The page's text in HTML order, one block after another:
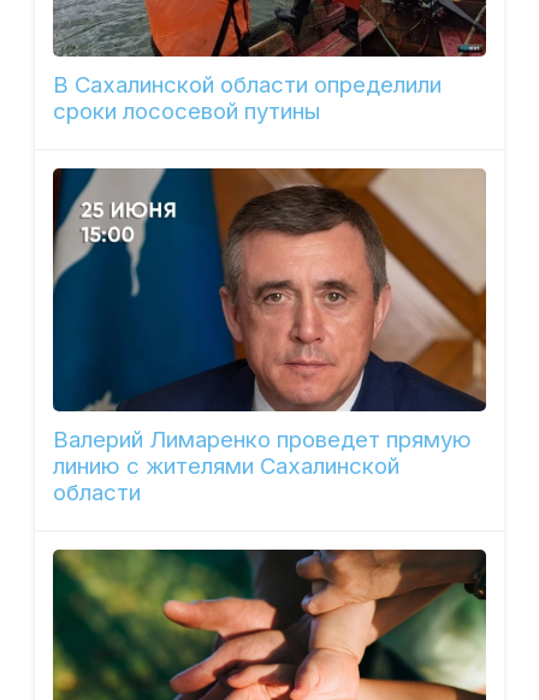
В Сахалинской области определили
сроки лососевой путины
Валерий Лимаренко проведет прямую
линию с жителями Сахалинской
области